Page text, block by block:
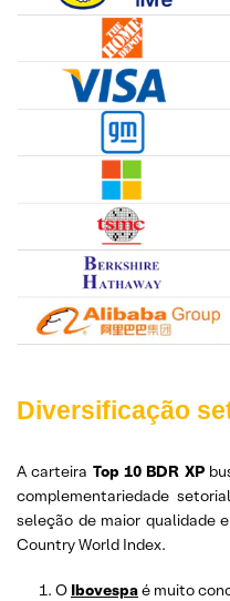
Diversificação
A carteira Top 10 BDR XP
complementariedade
seleção de maior qualidade
Country World Index.
O Ibovespaé muito